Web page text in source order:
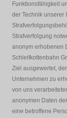
Funktionsfähigkeit
der Technik unserer
Strafverfolgung
anonym erhobenen
Schleifkottenbahn
Ziel ausgewertet,
Unternehmen zu
von uns
anonymen Daten
eine betroffene